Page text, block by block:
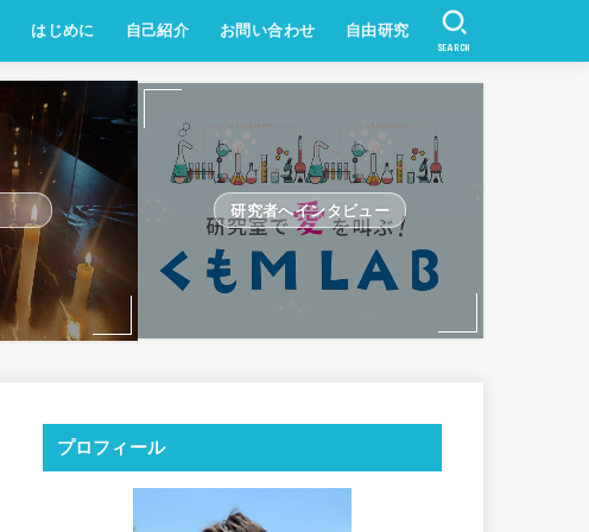
はじめに 自己紹介 お問い合わせ 自由研究
SEARCH
研究者へインタビュー
プロフィール